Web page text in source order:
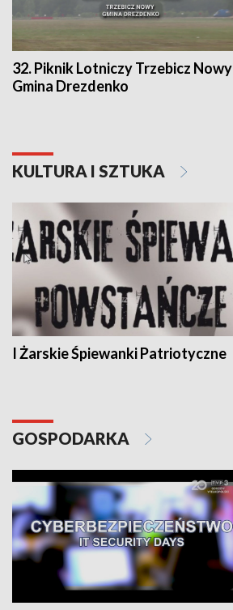
32. Piknik Lotniczy Trzebicz Nowy
Gmina Drezdenko
KULTURA I SZTUKA
I Żarskie Śpiewanki Patriotyczne
GOSPODARKA